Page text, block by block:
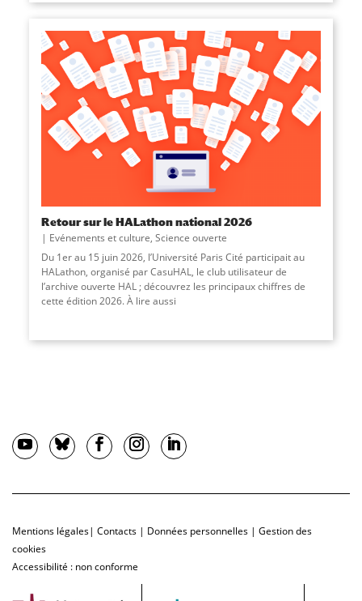
Retour sur le HALathon national 2026
Evénements et culture, Science ouverte
Du 1er au 15 juin 2026, l’Université Paris Cité participait au
HALathon, organisé par CasuHAL, le club utilisateur de
l’archive ouverte HAL ; découvrez les principaux chiffres de
cette édition 2026. À lire aussi
Mentions légales| Contacts | Données personnelles | Gestion des
cookies
Accessibilité : non conforme